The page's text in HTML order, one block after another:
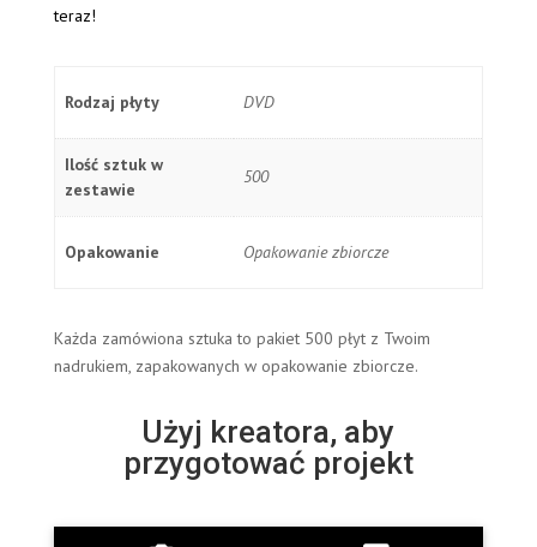
teraz!
Rodzaj płyty DVD
Ilość sztuk w
zestawie
500
Opakowanie Opakowanie zbiorcze
Każda zamówiona sztuka to pakiet 500 płyt z Twoim
nadrukiem, zapakowanych w opakowanie zbiorcze.
Użyj kreatora, aby
przygotować projekt